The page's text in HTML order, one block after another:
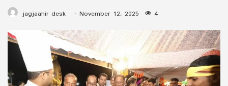
jagjaahir desk November 12, 2025 4